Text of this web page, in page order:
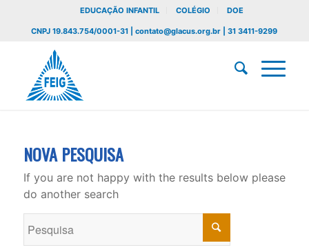
EDUCAÇÃO INFANTIL COLÉGIO DOE
CNPJ 19.843.754/0001-31 | contato@glacus.org.br | 31 3411-9299
NOVA PESQUISA
If you are not happy with the results below please
do another search